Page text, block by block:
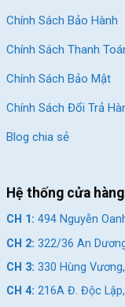
YênXe
hay thêm 2 em bé.
Chính Sách Bảo Hành
Chính Sách Thanh
Chính Sách Bảo Mật
Chính Sách Đổi Trả
Blog chia sẻ
Hệ thống cửa
CH 1: 494 Nguyễn
CH 2: 322/36 An
CH 3: 330 Hùng
CH 4: 216A Đ. Độc